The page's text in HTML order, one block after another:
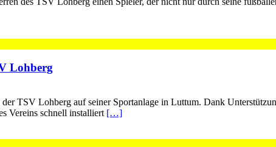
Lohberg
TSV Lohberg auf seiner Sportanlage in Luttum. Dank
Vereins schnell installiert […]